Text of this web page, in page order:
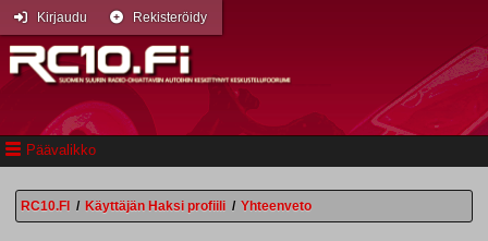
Päävalikko
Kirjaudu Rekisteröidy
RC10.FI / Käyttäjän Haksi profiili / Yhteenveto